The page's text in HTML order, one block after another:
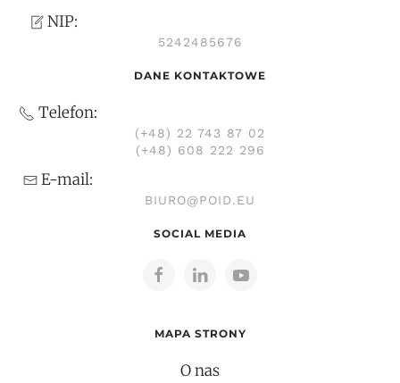
NIP:
5242485676
DANE KONTAKTOWE
Telefon:
(+48) 22 743 87 02
(+48) 608 222 296
E-mail:
BIURO@POID.EU
SOCIAL MEDIA
MAPA STRONY
O nas